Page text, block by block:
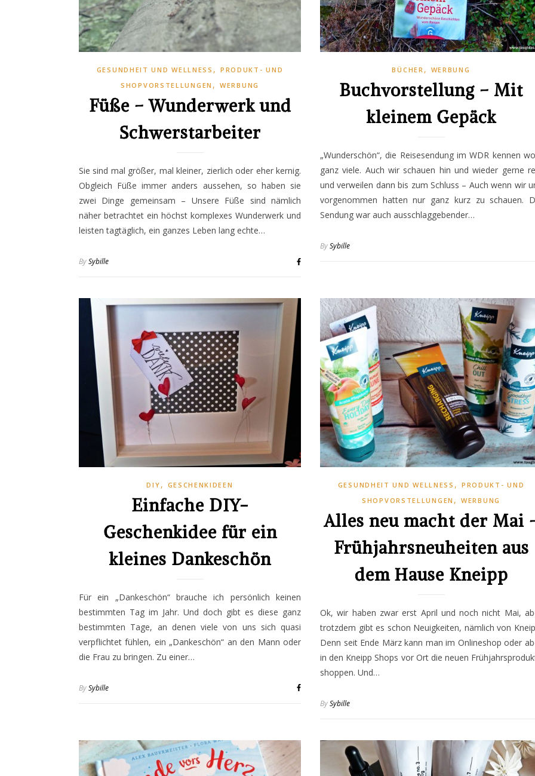
GESUNDHEIT UND WELLNESS , PRODUKT- UND
SHOPVORSTELLUNGEN , WERBUNG
Füße – Wunderwerk und
Schwerstarbeiter
Sie sind mal größer, mal kleiner, zierlich oder eher kernig.
Obgleich Füße immer anders aussehen, so haben sie
zwei Dinge gemeinsam – Unsere Füße sind nämlich
näher betrachtet ein höchst komplexes Wunderwerk und
leisten tagtäglich, ein ganzes Leben lang echte…
BySybille
BÜCHER , WERBUNG
Buchvorstellung – Mit
kleinem Gepäck
„Wunderschön“, die Reisesendung im WDR kennen
ganz viele. Auch wir schauen hin und wieder gerne
und verweilen dann bis zum Schluss – Auch wenn wir
vorgenommen hatten nur ganz kurz zu schauen.
Sendung war auch ausschlaggebender…
BySybille
DIY , GESCHENKIDEEN
Einfache DIY-
Geschenkidee für ein
kleines Dankeschön
Für ein „Dankeschön“ brauche ich persönlich keinen
bestimmten Tag im Jahr. Und doch gibt es diese ganz
bestimmten Tage, an denen viele von uns sich quasi
verpflichtet fühlen, ein „Dankeschön“ an den Mann oder
die Frau zu bringen. Zu einer…
BySybille
GESUNDHEIT UND WELLNESS , PRODUKT- UND
SHOPVORSTELLUNGEN , WERBUNG
Alles neu macht der Mai
Frühjahrsneuheiten aus
dem Hause Kneipp
Ok, wir haben zwar erst April und noch nicht Mai,
trotzdem gibt es schon Neuigkeiten, nämlich von
Denn seit Ende März kann man im Onlineshop oder
in den Kneipp Shops vor Ort die neuen
shoppen. Und…
BySybille